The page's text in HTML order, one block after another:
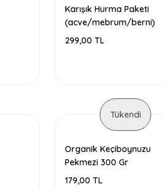
Karışık Hurma Paketi
(acve/mebrum/berni)
299,00 TL
Tükendi
Organik Keçiboynuzu
Pekmezi 300 Gr
179,00 TL